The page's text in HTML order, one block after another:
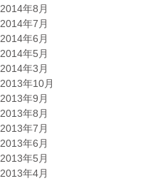
2014年8月
2014年7月
2014年6月
2014年5月
2014年3月
2013年10月
2013年9月
2013年8月
2013年7月
2013年6月
2013年5月
2013年4月